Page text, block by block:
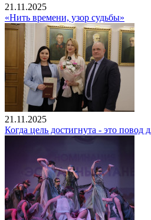
21.11.2025
«Нить времени, узор судьбы»
21.11.2025
Когда цель достигнута - это повод